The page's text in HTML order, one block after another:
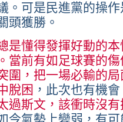
。可是民進黨的操
頭獲勝。
是懂得發揮好動的
當前有如足球賽的
圍，把一場必輸的
脫困 ，此次也有機
過斯文，該衝時沒
今氣勢上變弱，有